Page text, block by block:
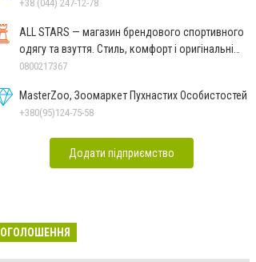
+38 (044) 247-12-78
ALL STARS — магазин брендового спортивного
одягу та взуття. Стиль, комфорт і оригінальні
моделі
0800217367
MasterZoo, Зоомаркет Пухнастих Особистостей
+380(95)124-75-58
Додати підприємство
ОГОЛОШЕННЯ